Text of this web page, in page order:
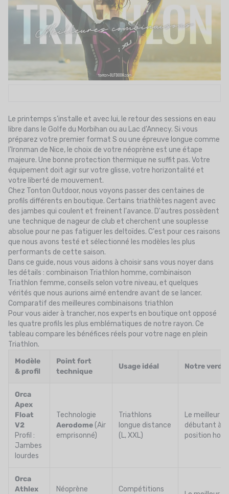
MES FAVORIS
LE BLOG DES TONTONS
CONTACT
Le printemps s'installe et avec lui, le retour des sessions en eau
libre dans le Golfe du Morbihan ou au Lac d'Annecy. Si vous
préparez votre premier format S ou une épreuve longue comme
l'Ironman de Nice, le choix de votre néoprène est une étape
majeure. Une bonne protection thermique ne suffit pas. Votre
équipement doit agir sur votre glisse, votre horizontalité et
votre liberté de mouvement.
Chez Tonton Outdoor, nous voyons passer des centaines de
profils différents en boutique. Certains triathlètes nagent avec
des jambes qui coulent et freinent l'avance. D'autres possèdent
une technique de nageur de club et cherchent une souplesse
absolue pour ne pas fatiguer les deltoïdes. C'est pour ces raisons
que nous avons testé et sélectionné les modèles les plus
performants de cette saison.
Dans ce guide, nous vous aidons à choisir sans vous noyer dans
les détails : combinaison Triathlon homme, combinaison
Triathlon femme, conseils selon votre niveau, et quelques
vérités que nous aurions aimé entendre avant de se lancer.
Comparatif des meilleures combinaisons triathlon
Pour vous aider à trancher, nos experts en boutique ont opposé
les quatre profils les plus emblématiques de notre rayon. Ce
tableau compare les bénéfices réels pour votre nage en plein
Triathlon.
Modèle
& profil
Point fort
technique
Usage idéal Notre
Orca
Apex
Float
V2
Profil :
Jambes
lourdes
Technologie
Aerodome (Air
emprisonné)
Triathlons
longue distance
(L, XXL)
Le meilleur
débutant à
position
Orca
Athlex
Néoprène
Compétitions